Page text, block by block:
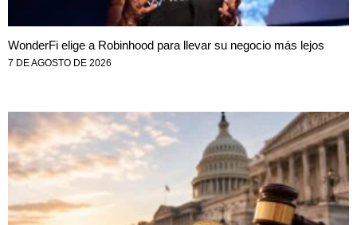
WonderFi elige a Robinhood para llevar su negocio más lejos
7 DE AGOSTO DE 2026